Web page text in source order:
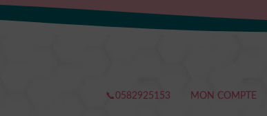
📞0582925153 MON COMPTE